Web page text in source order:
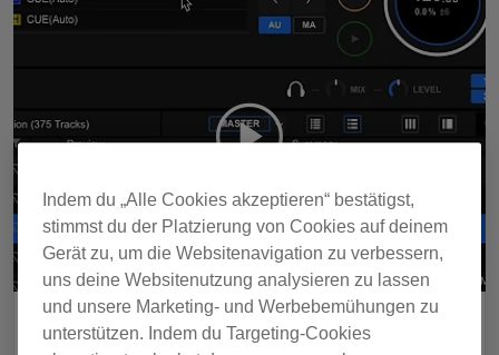
Streaming Radar & Collection Radar
Indem du „Alle Cookies akzeptieren“ bestätigst,
stimmst du der Platzierung von Cookies auf deinem
Gerät zu, um die Websitenavigation zu verbessern,
uns deine Websitenutzung analysieren zu lassen
und unsere Marketing- und Werbebemühungen zu
unterstützen. Indem du Targeting-Cookies